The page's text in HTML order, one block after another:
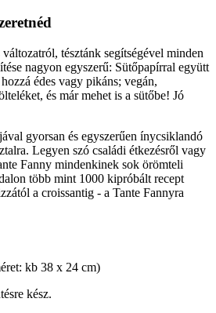
tésztánk segítségével minden
nagyon egyszerű: Sütőpapírral együtt
édes vagy pikáns; vegán,
és már mehet is a sütőbe! Jó
gyorsan és egyszerűen ínycsiklandó
Legyen szó családi étkezésről vagy
Fanny mindenkinek sok örömteli
több mint 1000 kipróbált recept
a croissantig - a Tante Fannyra
kb 38 x 24 cm)
kész.